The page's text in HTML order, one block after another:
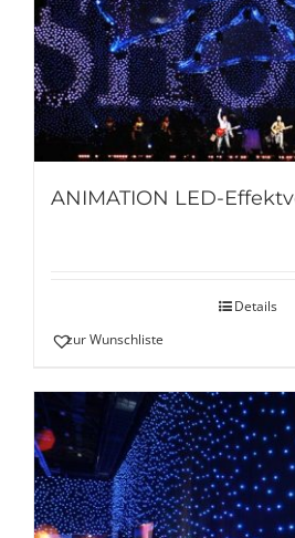
ANIMATION LED-
Details
zur Wunschliste